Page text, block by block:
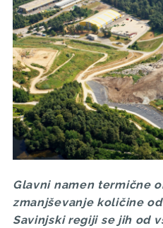
Glavni namen termične
zmanjševanje količine
Savinjski regiji se jih od